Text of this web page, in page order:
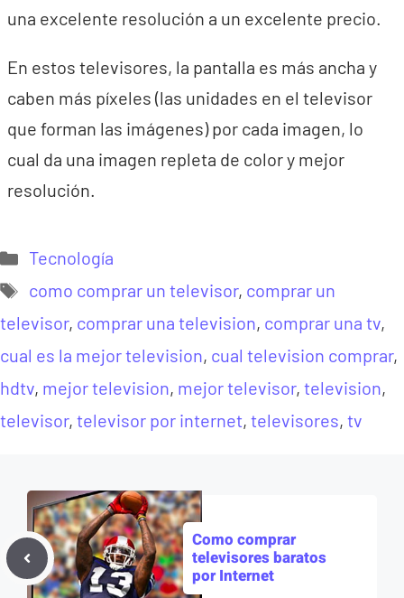
una excelente resolución a un excelente precio.
En estos televisores, la pantalla es más ancha y
caben más píxeles (las unidades en el televisor
que forman las imágenes) por cada imagen, lo
cual da una imagen repleta de color y mejor
resolución.
Categorías
Tecnología
Etiquetas
como comprar un televisor, comprar un
televisor, comprar una television, comprar una tv,
cual es la mejor television, cual television comprar,
hdtv, mejor television, mejor televisor, television,
televisor, televisor por internet, televisores, tv
Como comprar
televisores baratos
por Internet